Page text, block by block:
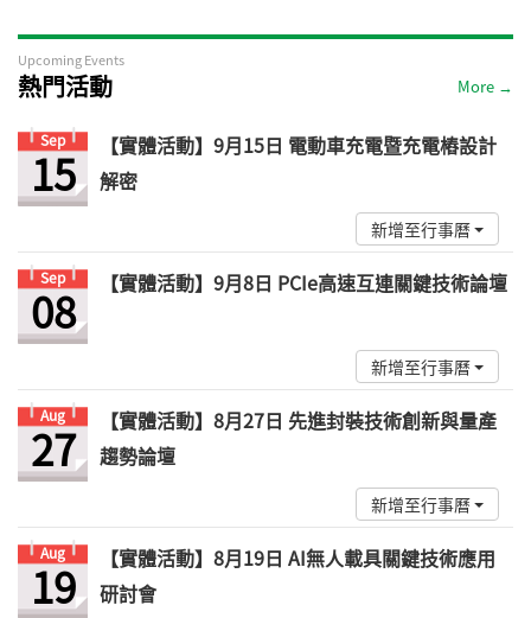
Upcoming Events
熱門活動 More →
Sep
15
【實體活動】9月15日 電動車充電暨充電樁設計
解密
新增至行事曆
Sep
08 【實體活動】9月8日 PCIe高速互連關鍵技術論壇
新增至行事曆
Aug
27
【實體活動】8月27日 先進封裝技術創新與量產
趨勢論壇
新增至行事曆
Aug
19
【實體活動】8月19日 AI無人載具關鍵技術應用
研討會